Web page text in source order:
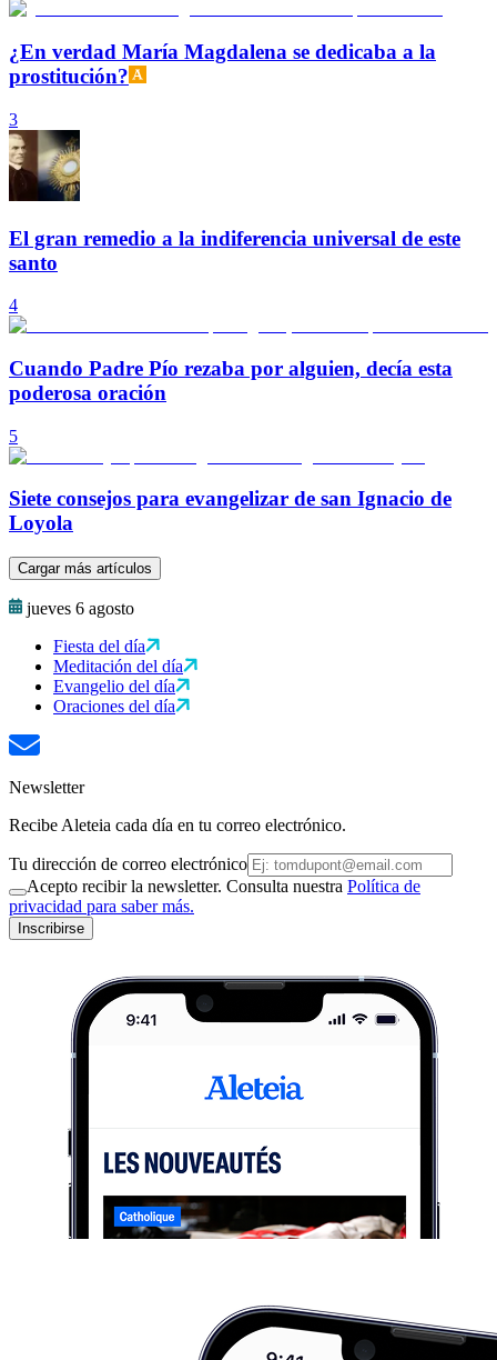
¿En verdad María Magdalena se dedicaba a la
prostitución?
3
El gran remedio a la indiferencia universal de este
santo
4
Cuando Padre Pío rezaba por alguien, decía esta
poderosa oración
5
Siete consejos para evangelizar de san Ignacio de
Loyola
Cargar más artículos
jueves 6 agosto
Fiesta del día
Meditación del día
Evangelio del día
Oraciones del día
Newsletter
Recibe Aleteia cada día en tu correo electrónico.
Tu dirección de correo electrónico
Acepto recibir la newsletter. Consulta nuestra Política de
privacidad para saber más.
Inscribirse